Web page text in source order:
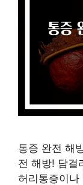
통증 완전 해
전 해방! 담걸
허리통증이나